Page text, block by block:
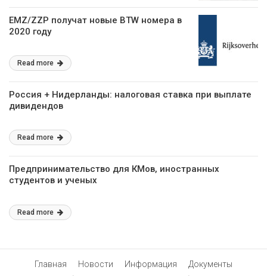
EMZ/ZZP получат новые BTW номера в
2020 году
Read more
Россия + Нидерланды: налоговая ставка при выплате
дивидендов
Read more
Предпринимательство для КМов, иностранных
студентов и ученых
Read more
Главная Новости Информация
Документы